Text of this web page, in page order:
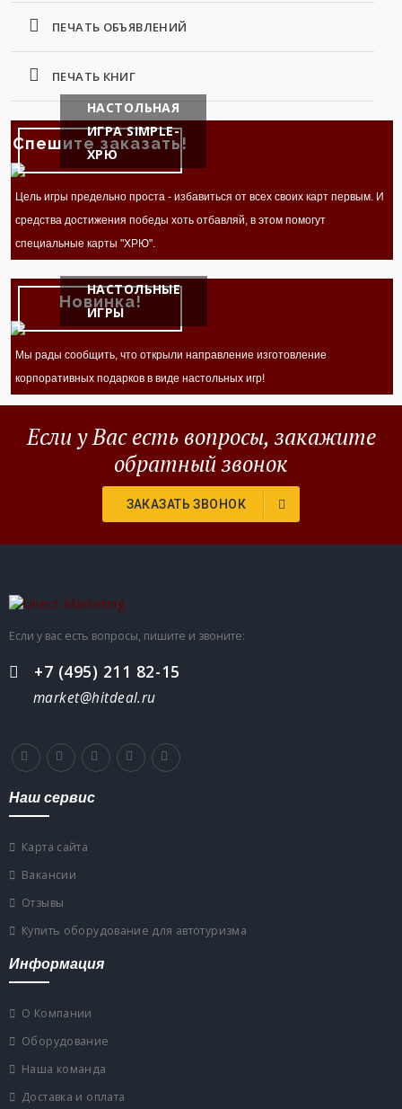
ПЕЧАТЬ ОБЪЯВЛЕНИЙ
ПЕЧАТЬ КНИГ
Спешите заказать!
НАСТОЛЬНАЯ
ИГРА SIMPLE-
ХРЮ
Цель игры предельно проста - избавиться от всех своих карт первым. И
средства достижения победы хоть отбавляй, в этом помогут
специальные карты "ХРЮ".
Новинка!
НАСТОЛЬНЫЕ
ИГРЫ
Мы рады сообщить, что открыли направление изготовление
корпоративных подарков в виде настольных игр!
Если у Вас есть вопросы, закажите
обратный звонок
ЗАКАЗАТЬ ЗВОНОК
Если у вас есть вопросы, пишите и звоните:
+7 (495) 211 82-15
market@hitdeal.ru
Наш сервис
Карта сайта
Вакансии
Отзывы
Купить оборудование для автотуризма
Информация
О Компании
Оборудование
Наша команда
Доставка и оплата